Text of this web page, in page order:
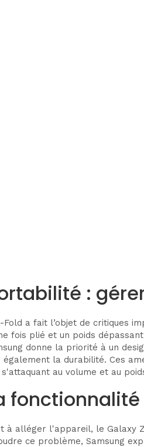
:
a fait l’objet de critiques
fois plié et un poids
donne la priorité à un
la durabilité. Ces
au volume et au
à alléger l'appareil, le Galaxy
ce problème, Samsung